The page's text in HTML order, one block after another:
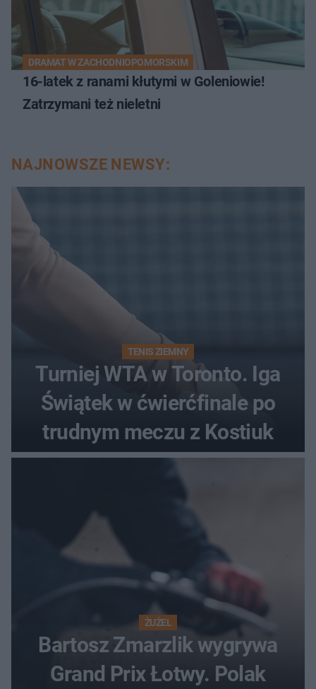
DRAMAT W ZACHODNIOPOMORSKIM
16-latek z ranami kłutymi w Goleniowie!
Zatrzymani też nieletni
NAJNOWSZE NEWSY:
TENIS ZIEMNY
Turniej WTA w Toronto. Iga
Świątek w ćwierćfinale po
trudnym meczu z Kostiuk
ŻUŻEL
Bartosz Zmarzlik wygrywa
Grand Prix Łotwy. Polak